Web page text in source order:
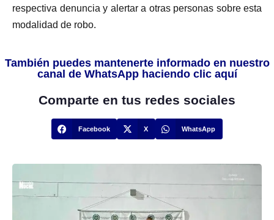
respectiva denuncia y alertar a otras personas sobre esta
modalidad de robo.
También puedes mantenerte informado en nuestro
canal de WhatsApp haciendo clic aquí
Comparte en tus redes sociales
Facebook X WhatsApp